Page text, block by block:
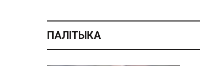
ПАЛІТЫКА